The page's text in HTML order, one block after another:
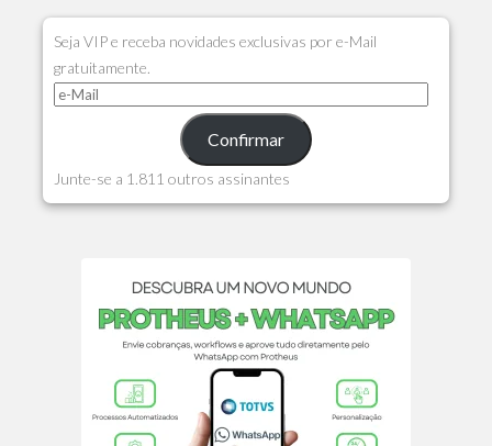
Seja VIP e receba novidades exclusivas por e-Mail
gratuitamente.
Confirmar
Junte-se a 1.811 outros assinantes